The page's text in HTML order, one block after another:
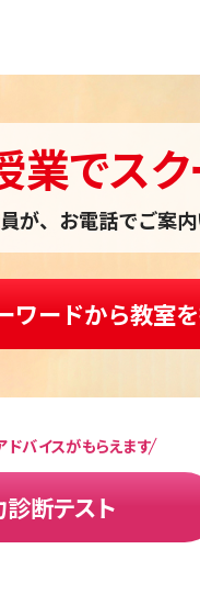
業でス
が、お電話でご案内
ワードから教室
バイスがもらえます
断テスト